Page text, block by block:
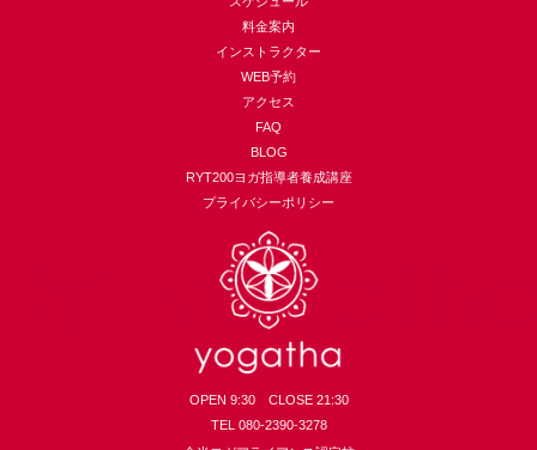
料金案内
インストラクター
WEB予約
アクセス
FAQ
BLOG
RYT200ヨガ指導者養成講座
プライバシーポリシー
OPEN 9:30 CLOSE 21:30
TEL 080-2390-3278